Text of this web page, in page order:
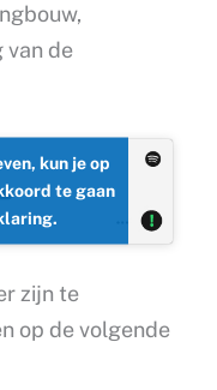
van de
kun je op
te gaan
zijn te
op de volgende